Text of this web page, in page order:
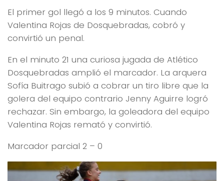
El primer gol llegó a los 9 minutos. Cuando
Valentina Rojas de Dosquebradas, cobró y
convirtió un penal.
En el minuto 21 una curiosa jugada de Atlético
Dosquebradas amplió el marcador. La arquera
Sofía Buitrago subió a cobrar un tiro libre que la
golera del equipo contrario Jenny Aguirre logró
rechazar. Sin embargo, la goleadora del equipo
Valentina Rojas remató y convirtió.
Marcador parcial 2 – 0